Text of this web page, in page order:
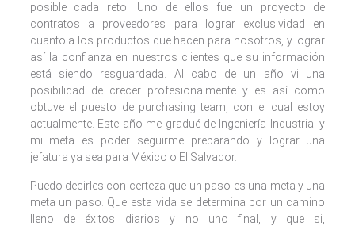
posible cada reto. Uno de ellos fue un proyecto de
contratos a proveedores para lograr exclusividad en
cuanto a los productos que hacen para nosotros, y lograr
así la confianza en nuestros clientes que su información
está siendo resguardada. Al cabo de un año vi una
posibilidad de crecer profesionalmente y es así como
obtuve el puesto de purchasing team, con el cual estoy
actualmente. Este año me gradué de Ingeniería Industrial y
mi meta es poder seguirme preparando y lograr una
jefatura ya sea para México o El Salvador.
Puedo decirles con certeza que un paso es una meta y una
meta un paso. Que esta vida se determina por un camino
lleno de éxitos diarios y no uno final, y que si,